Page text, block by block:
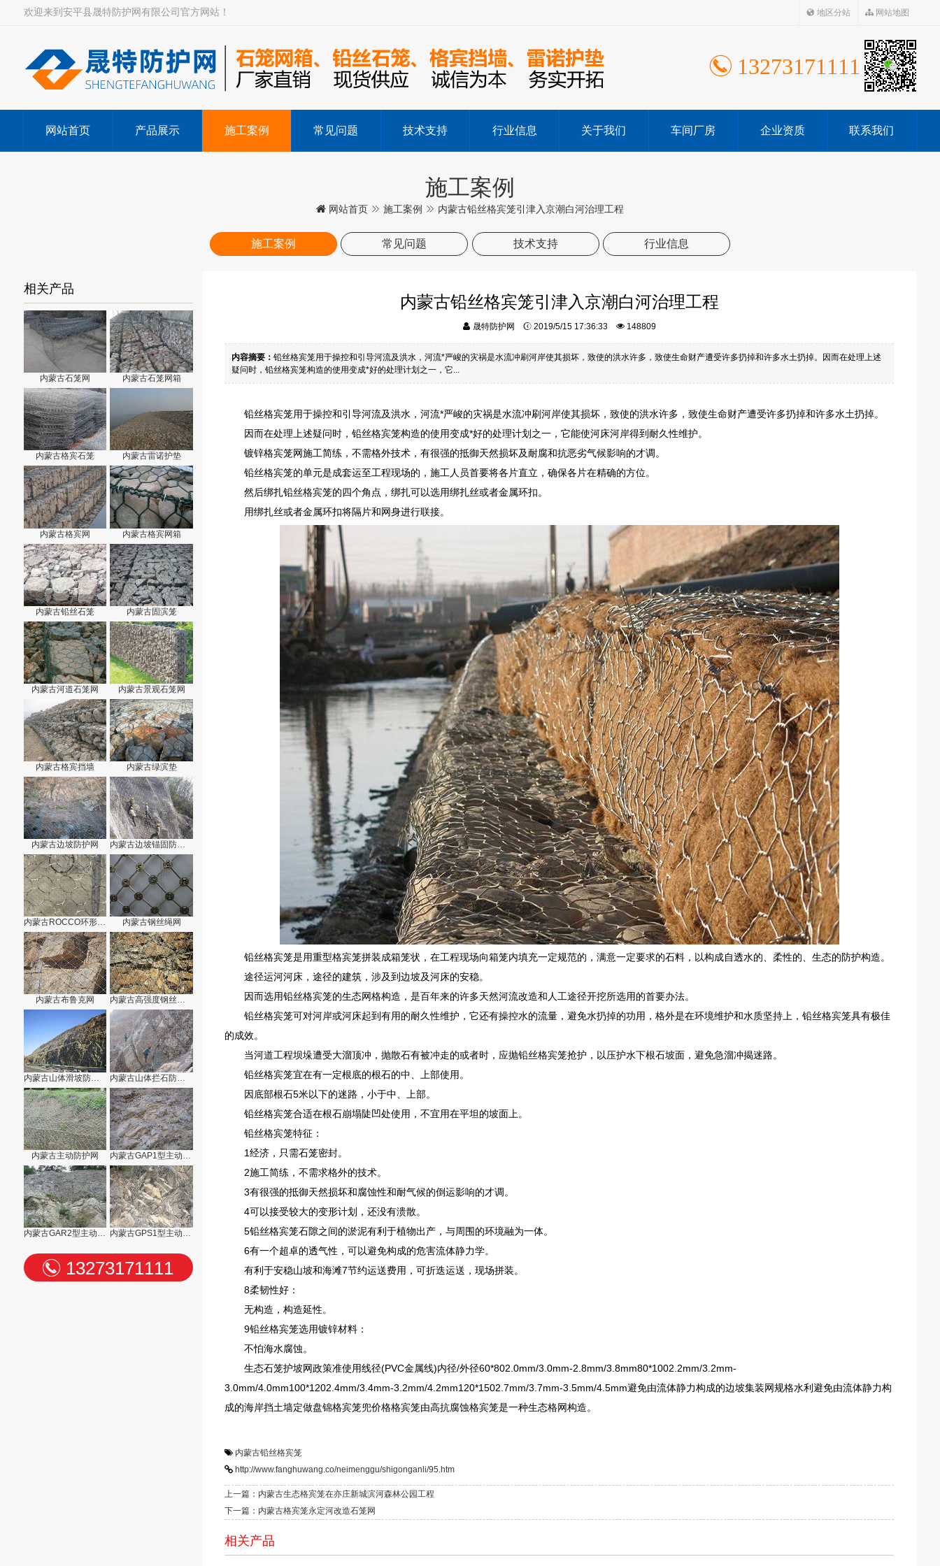
欢迎来到安平县晟特防护网有限公司官方网站！ 地区分站 网站地图
13273171111
网站首页 产品展示 施工案例 常见问题 技术支持 行业信息 关于我们 车间厂房 企业资质 联系我们
施工案例
网站首页 施工案例 内蒙古铅丝格宾笼引津入京潮白河治理工程
施工案例 常见问题 技术支持 行业信息
相关产品
内蒙古石笼网 内蒙古石笼网箱
内蒙古格宾石笼 内蒙古雷诺护垫
内蒙古格宾网 内蒙古格宾网箱
内蒙古铅丝石笼 内蒙古固滨笼
内蒙古河道石笼网 内蒙古景观石笼网
内蒙古格宾挡墙 内蒙古绿滨垫
内蒙古边坡防护网 内蒙古边坡锚固防护网
内蒙古ROCCO环形边坡防护网 内蒙古钢丝绳网
内蒙古布鲁克网 内蒙古高强度钢丝格栅网
内蒙古山体滑坡防护网
内蒙古主动防护网
13273171111
内蒙古铅丝格宾笼引津入京潮白河治理工程
晟特防护网 2019/5/15 17:36:33 148809
内容摘要： 铅丝格宾笼用于操控和引导河流及洪水，河流*严峻的灾祸是水流冲刷河岸使其损坏，致使的洪水许多，致使生命财产遭受许多扔掉和许多水土扔掉。因而在处理上述
疑问时，铅丝格宾笼构造的使用变成*好的处理计划之一，它...
铅丝格宾笼用于操控和引导河流及洪水，河流*严峻的灾祸是水流冲刷河岸使其损坏，致使的洪水许多，致使生命财产遭受许多扔掉和许多水土扔掉。
因而在处理上述疑问时，铅丝格宾笼构造的使用变成*好的处理计划之一，它能使河床河岸得到耐久性维护。
镀锌格宾笼网施工简练，不需格外技术，有很强的抵御天然损坏及耐腐和抗恶劣气候影响的才调。
铅丝格宾笼的单元是成套运至工程现场的，施工人员首要将各片直立，确保各片在精确的方位。
然后绑扎铅丝格宾笼的四个角点，绑扎可以选用绑扎丝或者金属环扣。
用绑扎丝或者金属环扣将隔片和网身进行联接。
铅丝格宾笼是用重型格宾笼拼装成箱笼状，在工程现场向箱笼内填充一定规范的，满意一定要求的石料，以构成自透水的、柔性的、生态的防护构造。
途径运河河床，途径的建筑，涉及到边坡及河床的安稳。
因而选用铅丝格宾笼的生态网格构造，是百年来的许多天然河流改造和人工途径开挖所选用的首要办法。
铅丝格宾笼可对河岸或河床起到有用的耐久性维护，它还有操控水的流量，避免水扔掉的功用，格外是在环境维护和水质坚持上，铅丝格宾笼具有极佳
的成效。
当河道工程坝垛遭受大溜顶冲，抛散石有被冲走的或者时，应抛铅丝格宾笼抢护，以压护水下根石坡面，避免急溜冲揭迷路。
铅丝格宾笼宜在有一定根底的根石的中、上部使用。
因底部根石5米以下的迷路，小于中、上部。
铅丝格宾笼合适在根石崩塌陡凹处使用，不宜用在平坦的坡面上。
铅丝格宾笼特征：
1经济，只需石笼密封。
2施工简练，不需求格外的技术。
3有很强的抵御天然损坏和腐蚀性和耐气候的倒运影响的才调。
4可以接受较大的变形计划，还没有溃散。
5铅丝格宾笼石隙之间的淤泥有利于植物出产，与周围的环境融为一体。
6有一个超卓的透气性，可以避免构成的危害流体静力学。
有利于安稳山坡和海滩7节约运送费用，可折迭运送，现场拼装。
8柔韧性好：
无构造，构造延性。
9铅丝格宾笼选用镀锌材料：
不怕海水腐蚀。
生态石笼护坡网政策准使用线径(PVC金属线)内径/外径60*802.0mm/3.0mm-2.8mm/3.8mm80*1002.2mm/3.2mm-
3.0mm/4.0mm100*1202.4mm/3.4mm-3.2mm/4.2mm120*1502.7mm/3.7mm-3.5mm/4.5mm避免由流体静力构成的边坡集装网规格水利避免由流体静力构
成的海岸挡土墙定做盘锦格宾笼兜价格格宾笼由高抗腐蚀格宾笼是一种生态格网构造。
内蒙古铅丝格宾笼
http://www.fanghuwang.co/neimenggu/shigonganli/95.htm
上一篇：内蒙古生态格宾笼在亦庄新城滨河森林公园工程
下一篇：内蒙古格宾笼永定河改造石笼网
相关产品